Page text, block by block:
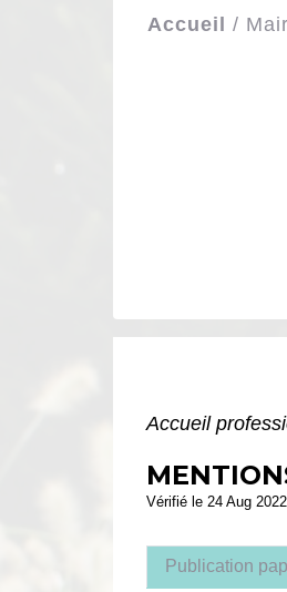
Accueil /
Accueil
Vérifié le 24 Aug
Publication